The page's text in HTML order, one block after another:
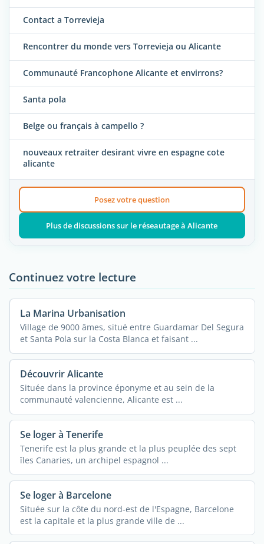
Contact a Torrevieja
Rencontrer du monde vers Torrevieja ou Alicante
Communauté Francophone Alicante et envirrons?
Santa pola
Belge ou français à campello ?
nouveaux retraiter desirant vivre en espagne cote
alicante
Posez votre question
Plus de discussions sur le réseautage à Alicante
Continuez votre lecture
La Marina Urbanisation
Village de 9000 âmes, situé entre Guardamar Del Segura
et Santa Pola sur la Costa Blanca et faisant ...
Découvrir Alicante
Située dans la province éponyme et au sein de la
communauté valencienne, Alicante est ...
Se loger à Tenerife
Tenerife est la plus grande et la plus peuplée des sept
îles Canaries, un archipel espagnol ...
Se loger à Barcelone
Située sur la côte du nord-est de l'Espagne, Barcelone
est la capitale et la plus grande ville de ...